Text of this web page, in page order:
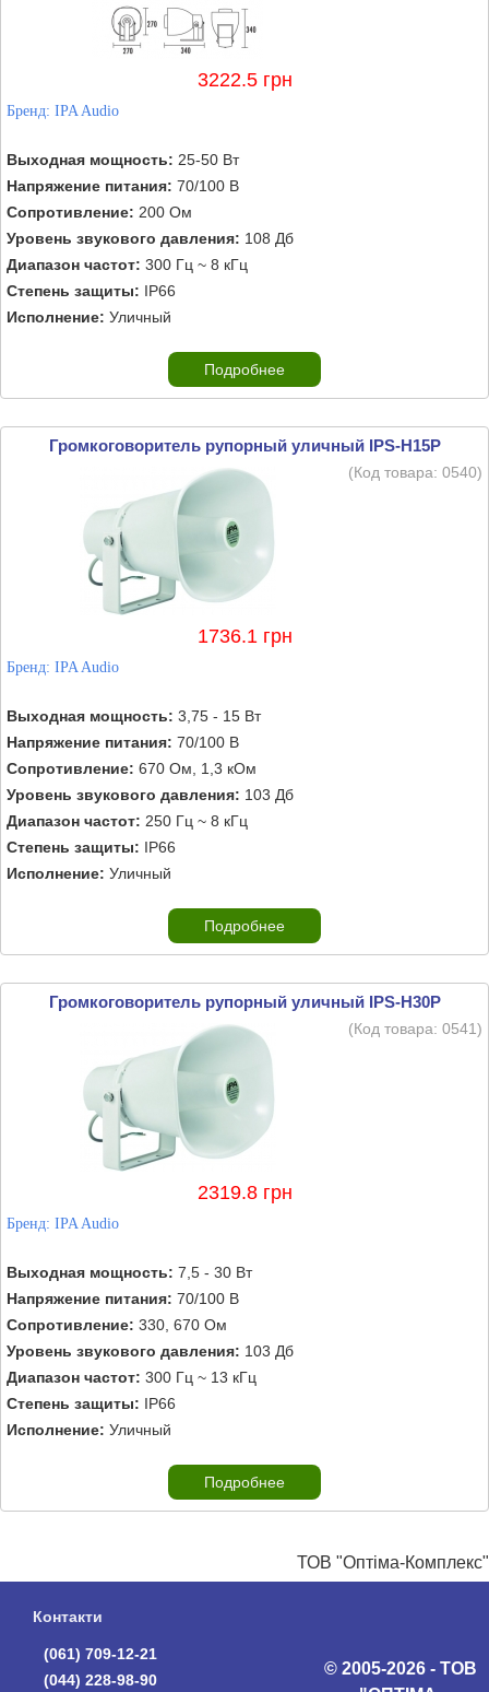
3222.5 грн
Бренд: IPA Audio
Выходная мощность: 25-50 Вт
Напряжение питания: 70/100 В
Сопротивление: 200 Ом
Уровень звукового давления: 108 Дб
Диапазон частот: 300 Гц ~ 8 кГц
Степень защиты: IP66
Исполнение: Уличный
Подробнее
Громкоговоритель рупорный уличный IPS-H15P
(Код товара: 0540)
1736.1 грн
Бренд: IPA Audio
Выходная мощность: 3,75 - 15 Вт
Напряжение питания: 70/100 В
Сопротивление: 670 Ом, 1,3 кОм
Уровень звукового давления: 103 Дб
Диапазон частот: 250 Гц ~ 8 кГц
Степень защиты: IP66
Исполнение: Уличный
Подробнее
Громкоговоритель рупорный уличный IPS-H30P
(Код товара: 0541)
2319.8 грн
Бренд: IPA Audio
Выходная мощность: 7,5 - 30 Вт
Напряжение питания: 70/100 В
Сопротивление: 330, 670 Ом
Уровень звукового давления: 103 Дб
Диапазон частот: 300 Гц ~ 13 кГц
Степень защиты: IP66
Исполнение: Уличный
Подробнее
ТОВ "Оптіма-Комплекс"
Контакти
(061) 709-12-21
(044) 228-98-90
© 2005-2026 - ТОВ